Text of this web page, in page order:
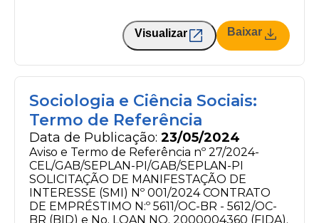
Visualizar Baixar
Sociologia e Ciência Sociais:
Termo de Referência
Data de Publicação: 23/05/2024
Aviso e Termo de Referência nº 27/2024-
CEL/GAB/SEPLAN-PI/GAB/SEPLAN-PI
SOLICITAÇÃO DE MANIFESTAÇÃO DE
INTERESSE (SMI) Nº 001/2024 CONTRATO
DE EMPRÉSTIMO N:º 5611/OC-BR - 5612/OC-
BR (BID) e No. LOAN NO. 2000004360 (FIDA).